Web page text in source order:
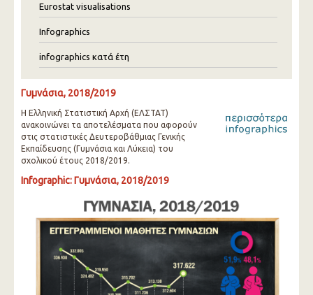
Eurostat visualisations
Infographics
infographics κατά έτη
Γυμνάσια, 2018/2019
Η Ελληνική Στατιστική Αρχή (ΕΛΣΤΑΤ)
ανακοινώνει τα αποτελέσματα που αφορούν
στις στατιστικές Δευτεροβάθμιας Γενικής
Εκπαίδευσης (Γυμνάσια και Λύκεια) του
σχολικού έτους 2018/2019.
Infographic: Γυμνάσια, 2018/2019